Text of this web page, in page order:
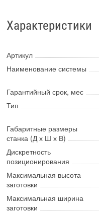
Характеристики
Артикул
Наименование системы
Гарантийный срок, мес
Тип
Габаритные размеры
станка (Д х Ш х В)
Дискретность
позиционирования
Максимальная высота
заготовки
Максимальная ширина
заготовки